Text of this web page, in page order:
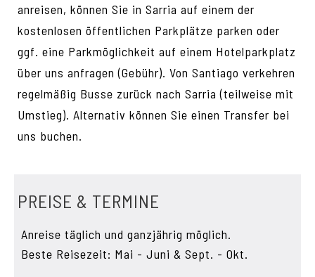
anreisen, können Sie in Sarria auf einem der
kostenlosen öffentlichen Parkplätze parken oder
ggf. eine Parkmöglichkeit auf einem Hotelparkplatz
über uns anfragen (Gebühr). Von Santiago verkehren
regelmäßig Busse zurück nach Sarria (teilweise mit
Umstieg). Alternativ können Sie einen Transfer bei
uns buchen.
PREISE & TERMINE
Anreise täglich und ganzjährig möglich.
Beste Reisezeit: Mai - Juni & Sept. - Okt.